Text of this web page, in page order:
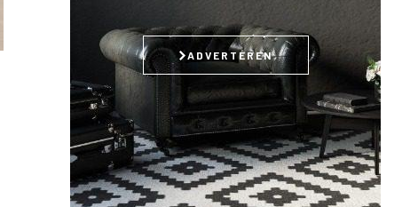
ADVERTEREN